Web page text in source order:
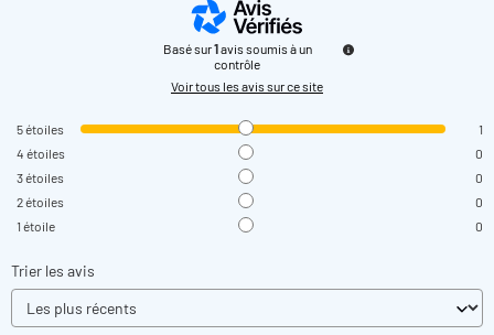
Basé sur1avis soumis à un
contrôle
Voir tous les avis sur ce site
5étoiles
1
4 étoiles
0
3étoiles
0
2étoiles
0
1 étoile 0
Trier les avis